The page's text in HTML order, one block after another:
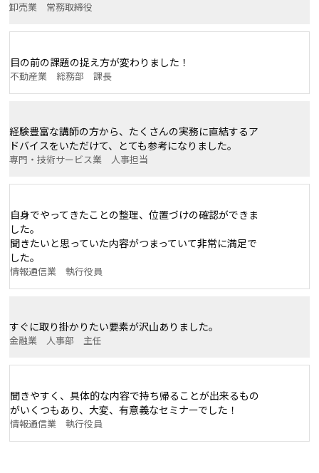
卸売業 常務取締役
目の前の課題の捉え方が変わりました！
不動産業 総務部 課長
経験豊富な講師の方から、たくさんの実務に直結するア
ドバイスをいただけて、とても参考になりました。
専門・技術サービス業 人事担当
自身でやってきたことの整理、位置づけの確認ができま
した。
聞きたいと思っていた内容がつまっていて非常に満足で
した。
情報通信業 執行役員
すぐに取り掛かりたい要素が沢山ありました。
金融業 人事部 主任
聞きやすく、具体的な内容で持ち帰ることが出来るもの
がいくつもあり、大変、有意義なセミナーでした！
情報通信業 執行役員